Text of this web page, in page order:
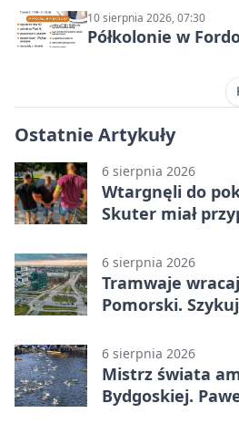
10 sierpnia 2026, 07:30
Półkolonie w
Ostatnie Artykuły
6 sierpnia 2026
Wtargnęli do
Skuter miał
6 sierpnia 2026
Tramwaje
Pomorski.
6 sierpnia 2026
Mistrz świata
Bydgoskiej.